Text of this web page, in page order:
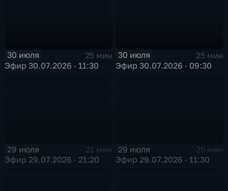
30 июля
25 мин
Эфир 30.07.2026 · 11:30
30 июля
25 мин
Эфир 30.07.2026 · 09:30
29 июля
21 мин
Эфир 29.07.2026 · 21:20
29 июля
25 мин
Эфир 29.07.2026 · 11:30